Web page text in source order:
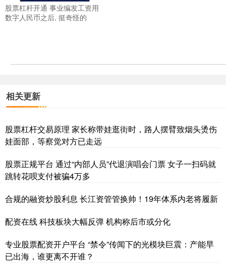
股票杠杆开通 事业编发工资用
数字人民币之后, 挺奇怪的
相关更新
股票杠杆交易原理 家长称带娃逛街时，路人摆臂致烟头烫伤
娃面部，等察觉对方已走远
股票正规平台 通过“内部人员”代退演唱会门票 女子一扫码就
跳转花呗支付被骗4万多
合规的融资炒股利息 长江资管管换帅！19年体系内老将履新
配资在线 科技板块大幅反弹 机构称后市或分化
专业股票配资开户平台 “禁令”传闻下的光模块巨震：产能早
已出海，谁更离不开谁？